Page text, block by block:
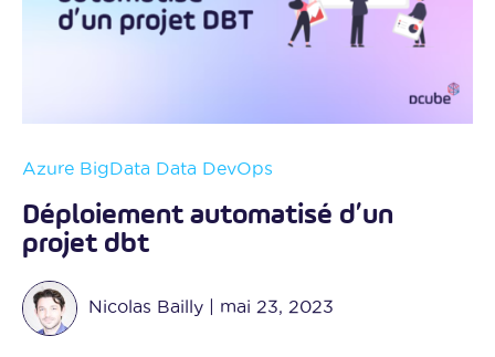
Azure BigData Data DevOps
Déploiement automatisé d’un
projet dbt
Nicolas Bailly | mai 23, 2023